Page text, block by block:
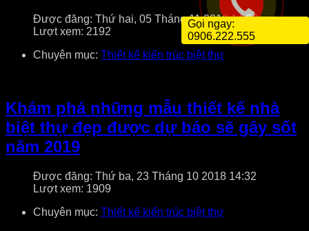
Được đăng: Thứ hai, 05 Tháng 11 2018 14:52
Lượt xem: 2192
Chuyên mục: Thiết kế kiến trúc biệt thự
Khám phá những mẫu thiết kế nhà
biệt thự đẹp được dự báo sẽ gây sốt
năm 2019
Được đăng: Thứ ba, 23 Tháng 10 2018 14:32
Lượt xem: 1909
Chuyên mục: Thiết kế kiến trúc biệt thự
Gọi ngay:
0906.222.555